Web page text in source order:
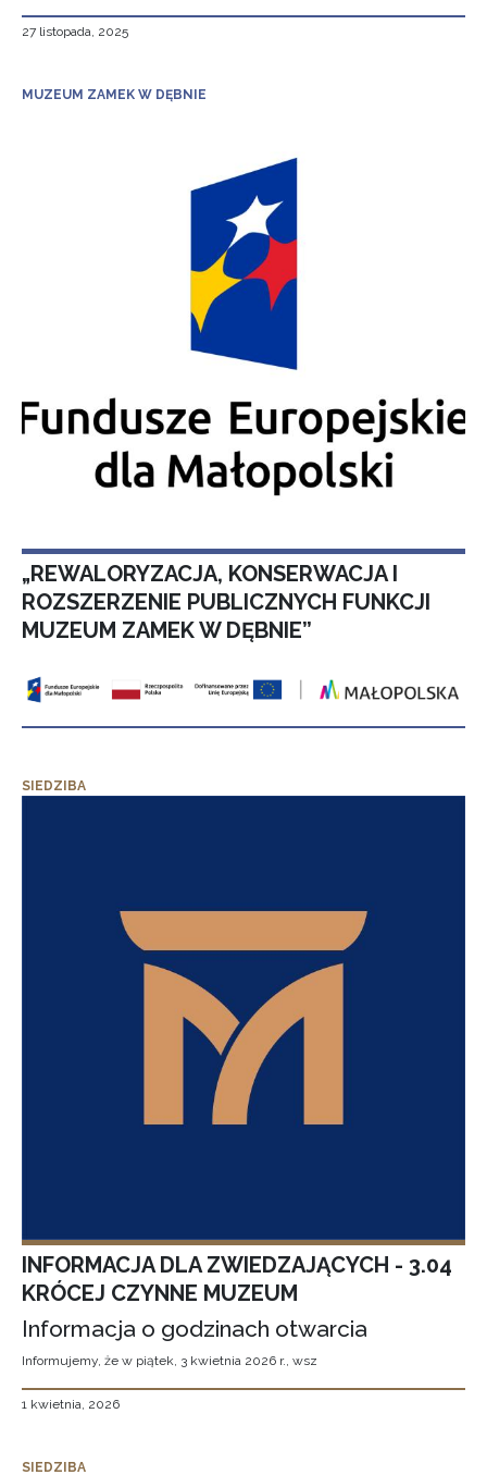
27 listopada, 2025
MUZEUM ZAMEK W DĘBNIE
„REWALORYZACJA, KONSERWACJA I
ROZSZERZENIE PUBLICZNYCH FUNKCJI
MUZEUM ZAMEK W DĘBNIE”
SIEDZIBA
INFORMACJA DLA ZWIEDZAJĄCYCH - 3.04
KRÓCEJ CZYNNE MUZEUM
Informacja o godzinach otwarcia
Informujemy, że w piątek, 3 kwietnia 2026 r., wsz
1 kwietnia, 2026
SIEDZIBA